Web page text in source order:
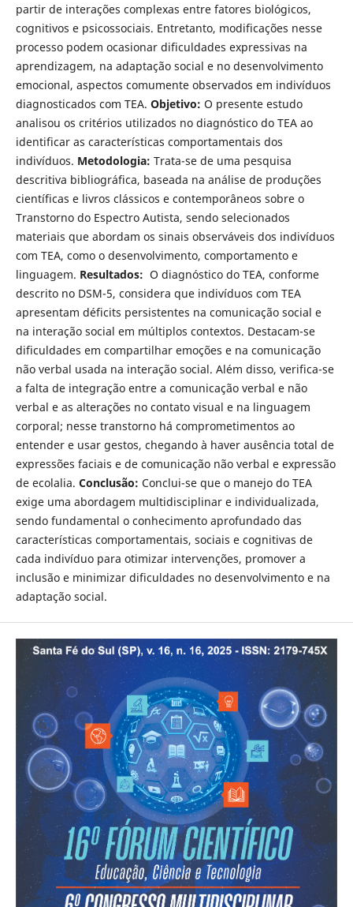
partir de interações complexas entre fatores biológicos,
cognitivos e psicossociais. Entretanto, modificações nesse
processo podem ocasionar dificuldades expressivas na
aprendizagem, na adaptação social e no desenvolvimento
emocional, aspectos comumente observados em indivíduos
diagnosticados com TEA. Objetivo: O presente estudo
analisou os critérios utilizados no diagnóstico do TEA ao
identificar as características comportamentais dos
indivíduos. Metodologia: Trata-se de uma pesquisa
descritiva bibliográfica, baseada na análise de produções
científicas e livros clássicos e contemporâneos sobre o
Transtorno do Espectro Autista, sendo selecionados
materiais que abordam os sinais observáveis dos indivíduos
com TEA, como o desenvolvimento, comportamento e
linguagem. Resultados: O diagnóstico do TEA, conforme
descrito no DSM-5, considera que indivíduos com TEA
apresentam déficits persistentes na comunicação social e
na interação social em múltiplos contextos. Destacam-se
dificuldades em compartilhar emoções e na comunicação
não verbal usada na interação social. Além disso, verifica-se
a falta de integração entre a comunicação verbal e não
verbal e as alterações no contato visual e na linguagem
corporal; nesse transtorno há comprometimentos ao
entender e usar gestos, chegando à haver ausência total de
expressões faciais e de comunicação não verbal e expressão
de ecolalia. Conclusão: Conclui-se que o manejo do TEA
exige uma abordagem multidisciplinar e individualizada,
sendo fundamental o conhecimento aprofundado das
características comportamentais, sociais e cognitivas de
cada indivíduo para otimizar intervenções, promover a
inclusão e minimizar dificuldades no desenvolvimento e na
adaptação social.